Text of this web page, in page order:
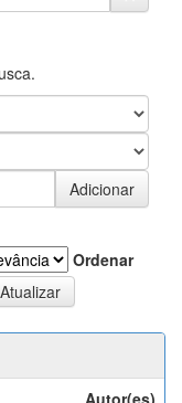
Ordenar
Autor(es)